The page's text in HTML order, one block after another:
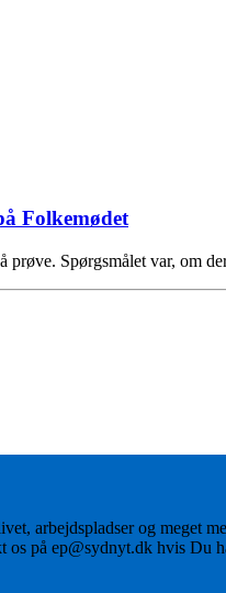
Folkemødet
prøve. Spørgsmålet var,
arbejdspladser og meget
os på ep@sydnyt.dk hvis Du